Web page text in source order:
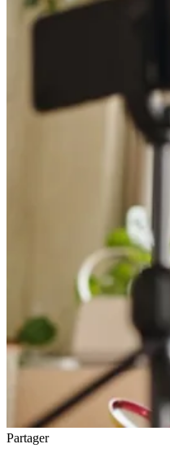
Partager